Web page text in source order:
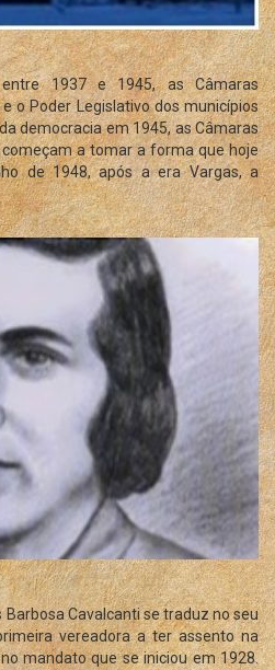
1937 e 1945, as Câmaras
o Poder Legislativo dos municípios
democracia em 1945, as Câmaras
a tomar a forma que hoje
de 1948, após a era Vargas, a
Cavalcanti se traduz no seu
vereadora a ter assento na
mandato que se iniciou em 1928.